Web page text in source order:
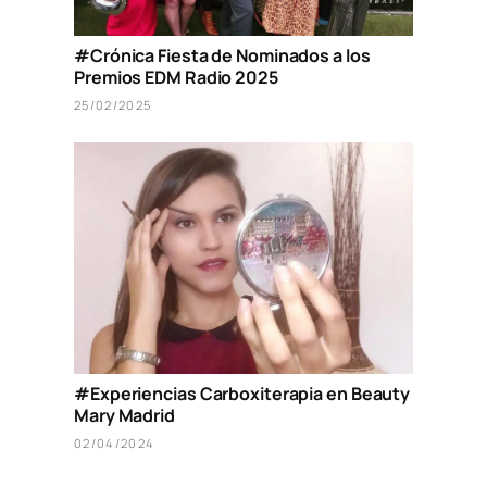
#Crónica Fiesta de Nominados a los
Premios EDM Radio 2025
25/02/2025
#Experiencias Carboxiterapia en Beauty
Mary Madrid
02/04/2024